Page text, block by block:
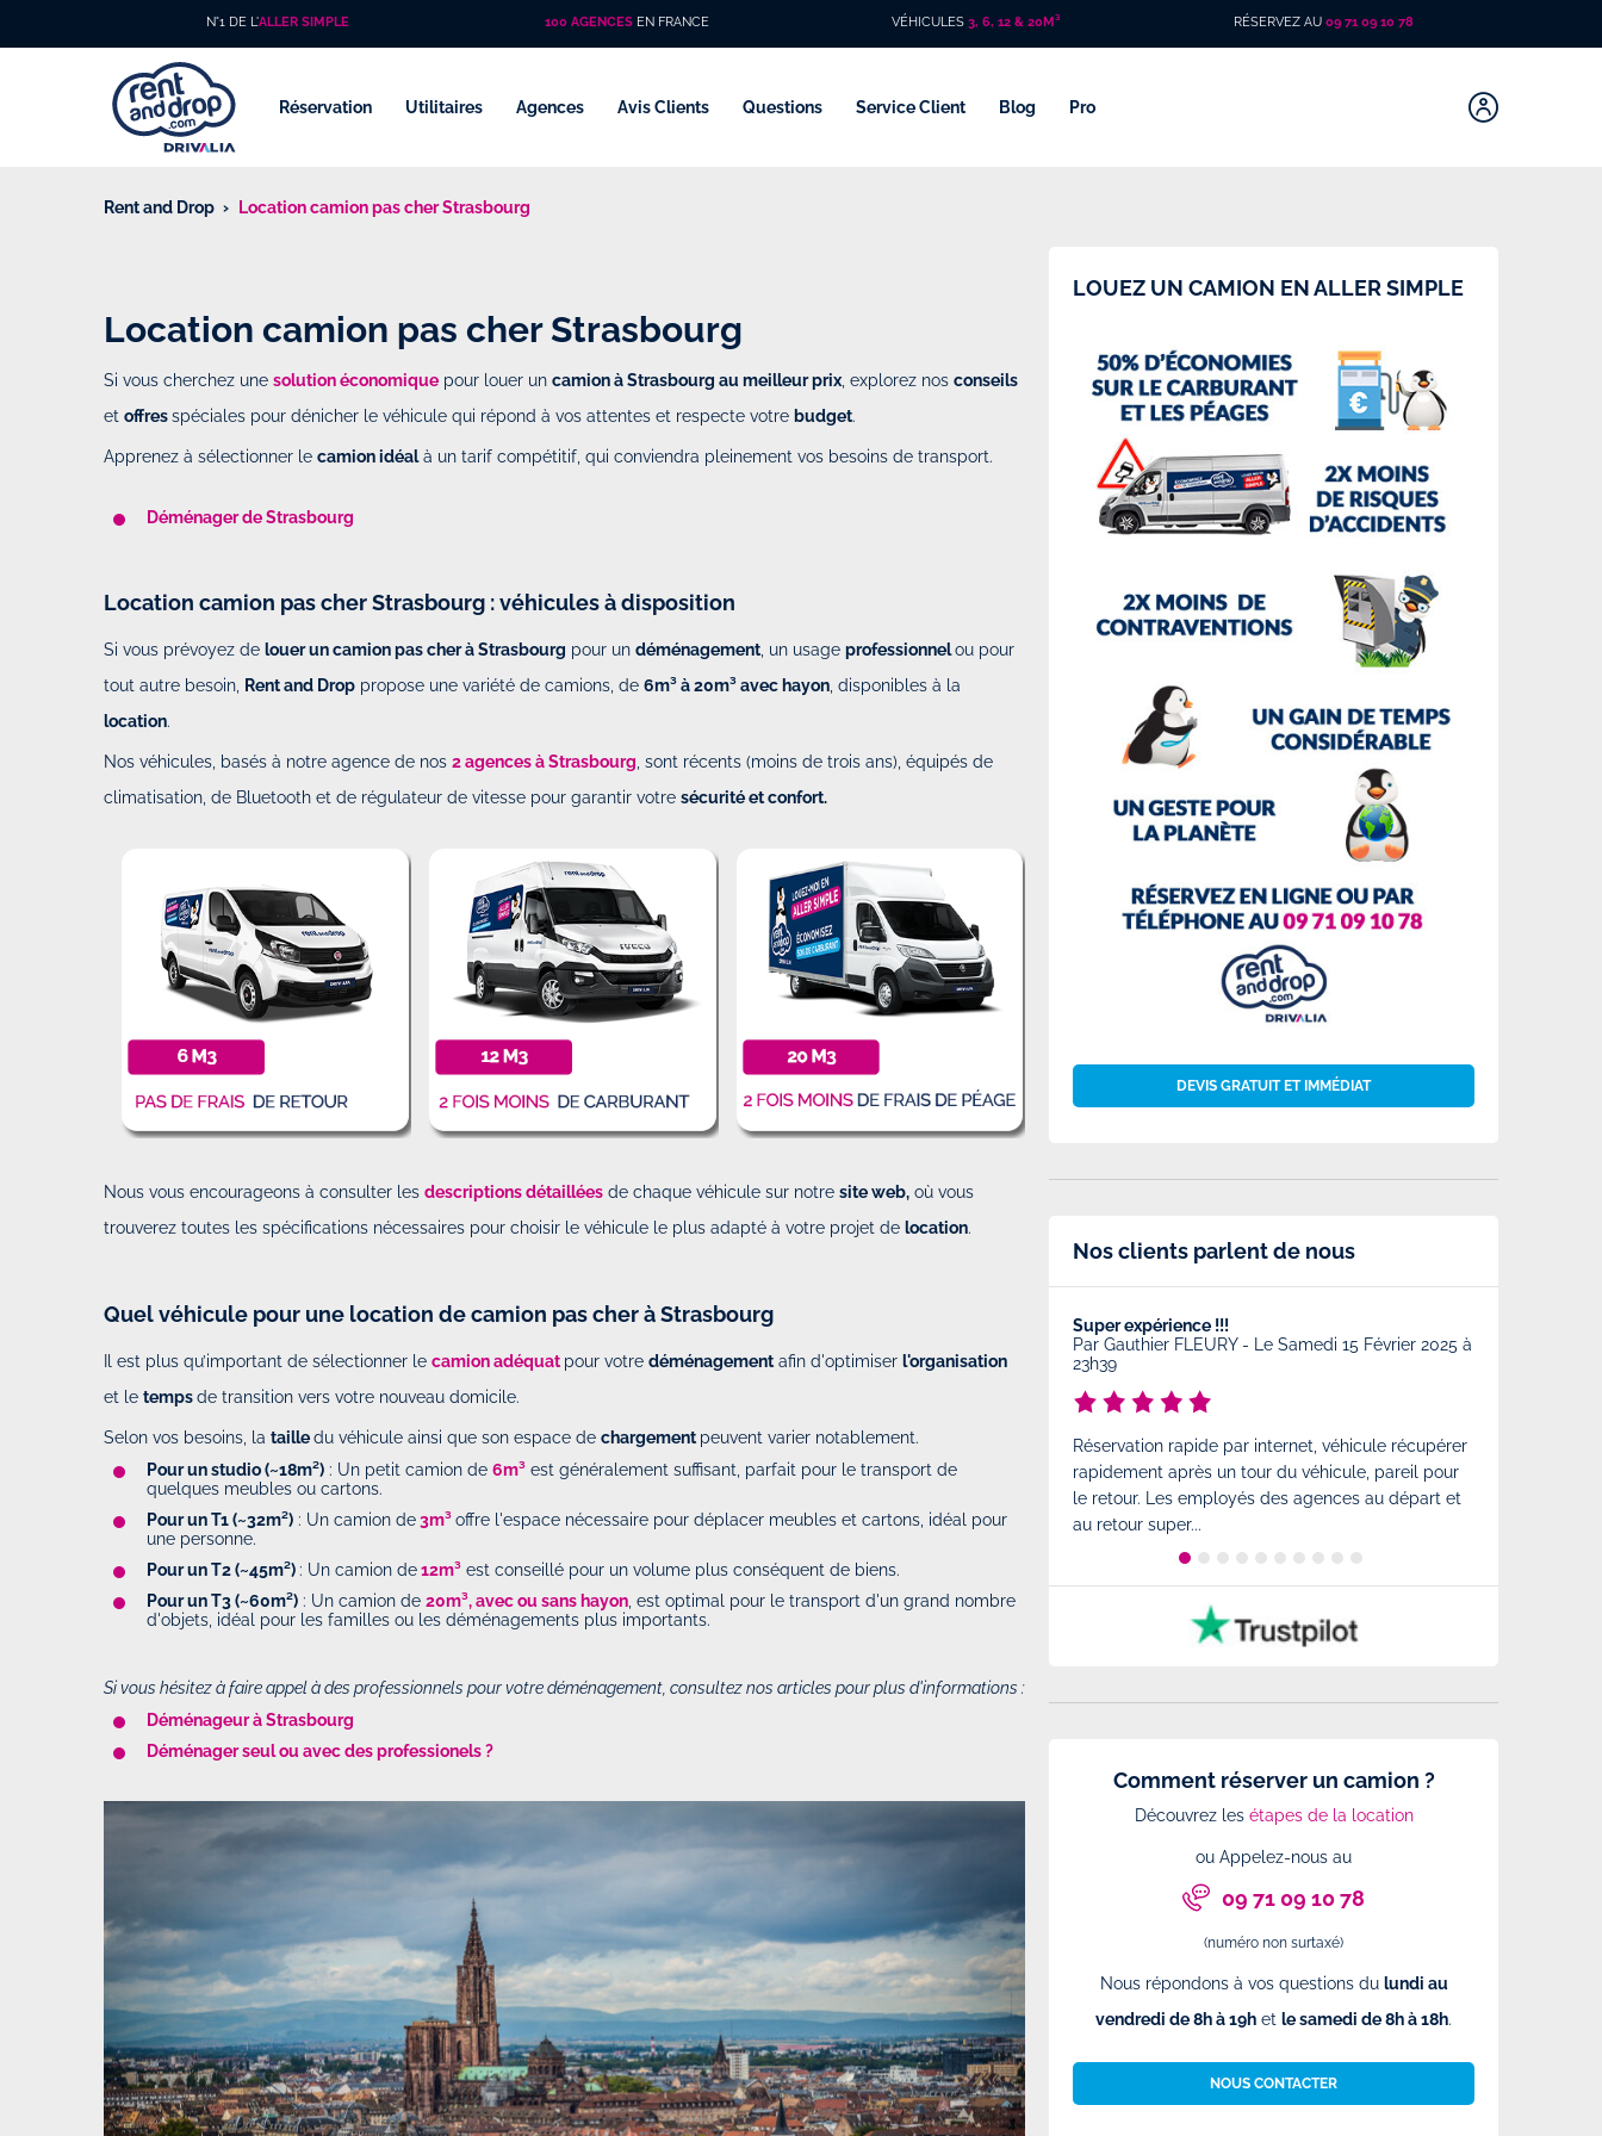
N°1 DE L'ALLER SIMPLE 100 AGENCESEN FRANCE VÉHICULES 3, 6, 12 & 20M³ RÉSERVEZ AU09 71 09 10 78
Réservation Utilitaires Agences Avis Clients Questions Service Client Blog Pro
Rent and Drop Location camion pas cher Strasbourg
Location camion pas cher Strasbourg
Si vous cherchez une solution économique pour louer un camion à Strasbourg au meilleur prix , explorez nos conseils
et offresspéciales pour dénicher le véhicule qui répond à vos attentes et respecte votre budget.
Apprenez à sélectionner le camion idéalà un tarif compétitif, qui conviendra pleinement vos besoins de transport.
Déménager de Strasbourg
Location camion pas cher Strasbourg : véhicules à disposition
Si vous prévoyez de louer un camion pas cher à Strasbourg pour un déménagement , un usage professionnelou pour
tout autre besoin,
Rent and Drop propose une variété de camions, de 6m³ à 20m³ avec hayon , disponibles à la
location.
Nos véhicules, basés à notre agence de nos 2 agences à Strasbourg , sont récents (moins de trois ans), équipés de
climatisation, de Bluetooth et de régulateur de vitesse pour garantir votre sécurité et confort.
Nous vous encourageons à consulter les descriptions détaillées de chaque véhicule sur notre site web, où vous
trouverez toutes les spécifications nécessaires pour choisir le véhicule le plus adapté à votre projet de location.
Quel véhicule pour une location de camion pas cher à Strasbourg
Il est plus qu’important de sélectionner le camion adéquat pour votre déménagement afin d'optimiser l'organisation
et le tempsde transition vers votre nouveau domicile.
Selon vos besoins, la tailledu véhicule ainsi que son espace de chargement peuvent varier notablement.
Pour un studio (~18m²) : Un petit camion de 6m³ est généralement suffisant, parfait pour le transport de
quelques meubles ou cartons.
Pour un T1 (~32m²) : Un camion de3m³offre l'espace nécessaire pour déplacer meubles et cartons, idéal pour
une personne.
Pour un T2 (~45m²) : Un camion de12m³ est conseillé pour un volume plus conséquent de biens.
Pour un T3 (~60m²) : Un camion de 20m³, avec ou sans hayon , est optimal pour le transport d'un grand nombre
d'objets, idéal pour les familles ou les déménagements plus importants.
Si vous hésitez à faire appel à des professionnels pour votre déménagement, consultez nos articles pour plus d'informations :
Déménageur à Strasbourg
Déménager seul ou avec des professionels ?
LOUEZ UN CAMION EN ALLER SIMPLE
DEVIS GRATUIT ET IMMÉDIAT
Nos clients parlent de nous
Top expérience avec rent and drop.
23h48
Top expérience avec rent and drop. Facile et
efficace. Un peu galère la récupération du véhicule
chez le partenaire mais le suivi des véhicules est
bien géré photos...
Super service et véhicule conforme au…
17h28
Super service et véhicule conforme au attente, et
la location en aller simple super pratique.
Super expérience !!!
ParGauthier FLEURY-
Le Samedi 15 Février 2025 à
23h39
Réservation rapide par internet, véhicule récupérer
rapidement après un tour du véhicule, pareil pour
le retour. Les employés des agences au départ et
au retour super...
Comment réserver un camion ?
Découvrez les étapes de la location
ou Appelez-nous au
09 71 09 10 78
(numéro non surtaxé)
Nous répondons à vos questions du lundi au
vendredi de 8h à 19h et le samedi de 8h à 18h.
NOUS CONTACTER